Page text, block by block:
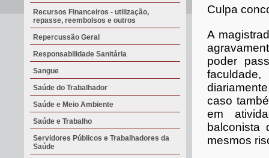
Recursos Financeiros - utilização,
repasse, reembolsos e outros
Repercussão Geral
Responsabilidade Sanitária
Sangue
Saúde do Trabalhador
Saúde e Meio Ambiente
Saúde e Trabalho
Servidores Públicos e Trabalhadores da
Saúde
Culpa
A
poder
caso
em
balconista
mesmos